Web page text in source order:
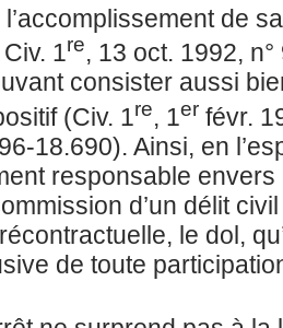
de
1re, 13 oct. 1992,
consister aussi
(Civ. 1re, 1erfévr.
18.690). Ainsi, en
responsable
d’un délit
le dol,
de toute